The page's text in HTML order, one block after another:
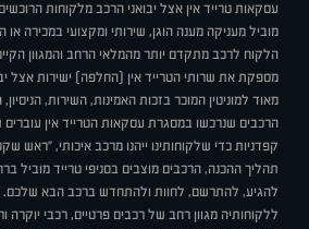
עסקאות טרייד אין אצל יבואני הרכב מלקוחות
מוביל מעניקה מענה הוגן, שירותי ומקצועי במכירה
הלקוח לרכב מתקדם יותר מהמלאי הרחב והמגוון
מספקת את שרותי הטרייד אין (החלפה) ישירות אצל
מאוד למוניטין המוכר בזכות האמינות, השירות,
הרכבים שנרכשו במסגרת עסקאות הטרייד אין עוברים
קפדניות כדי שלקוחותינו ייהנו מרכב איכותי, "ראש
תהליך ההכנה, הרכבים מוצבים בסניפי טרייד מוביל
להגיע, להתרשם, לחוות ולהתחדש ברכב הבא שלכם.
ללקוחותיה מגוון רחב של רכבים פרטיים, רכבי יוקרה